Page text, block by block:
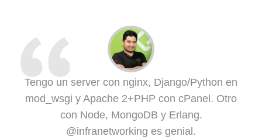
Tengo un server con nginx, Django/Python en
mod_wsgi y Apache 2+PHP con cPanel. Otro
con Node, MongoDB y Erlang.
@infranetworking es genial.